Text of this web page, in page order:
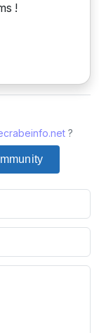
!
?